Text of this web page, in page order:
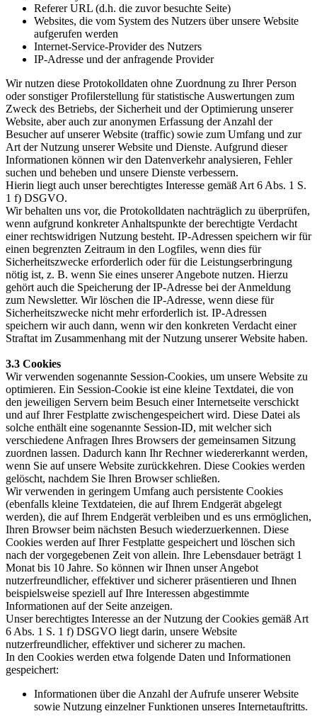
Referer URL (d.h. die zuvor besuchte Seite)
Websites, die vom System des Nutzers über unsere Website
aufgerufen werden
Internet-Service-Provider des Nutzers
IP-Adresse und der anfragende Provider
Wir nutzen diese Protokolldaten ohne Zuordnung zu Ihrer Person
oder sonstiger Profilerstellung für statistische Auswertungen zum
Zweck des Betriebs, der Sicherheit und der Optimierung unserer
Website, aber auch zur anonymen Erfassung der Anzahl der
Besucher auf unserer Website (traffic) sowie zum Umfang und zur
Art der Nutzung unserer Website und Dienste. Aufgrund dieser
Informationen können wir den Datenverkehr analysieren, Fehler
suchen und beheben und unsere Dienste verbessern.
Hierin liegt auch unser berechtigtes Interesse gemäß Art 6 Abs. 1 S.
1 f) DSGVO.
Wir behalten uns vor, die Protokolldaten nachträglich zu überprüfen,
wenn aufgrund konkreter Anhaltspunkte der berechtigte Verdacht
einer rechtswidrigen Nutzung besteht. IP-Adressen speichern wir für
einen begrenzten Zeitraum in den Logfiles, wenn dies für
Sicherheitszwecke erforderlich oder für die Leistungserbringung
nötig ist, z. B. wenn Sie eines unserer Angebote nutzen. Hierzu
gehört auch die Speicherung der IP-Adresse bei der Anmeldung
zum Newsletter. Wir löschen die IP-Adresse, wenn diese für
Sicherheitszwecke nicht mehr erforderlich ist. IP-Adressen
speichern wir auch dann, wenn wir den konkreten Verdacht einer
Straftat im Zusammenhang mit der Nutzung unserer Website haben.
3.3 Cookies
Wir verwenden sogenannte Session-Cookies, um unsere Website zu
optimieren. Ein Session-Cookie ist eine kleine Textdatei, die von
den jeweiligen Servern beim Besuch einer Internetseite verschickt
und auf Ihrer Festplatte zwischengespeichert wird. Diese Datei als
solche enthält eine sogenannte Session-ID, mit welcher sich
verschiedene Anfragen Ihres Browsers der gemeinsamen Sitzung
zuordnen lassen. Dadurch kann Ihr Rechner wiedererkannt werden,
wenn Sie auf unsere Website zurückkehren. Diese Cookies werden
gelöscht, nachdem Sie Ihren Browser schließen.
Wir verwenden in geringem Umfang auch persistente Cookies
(ebenfalls kleine Textdateien, die auf Ihrem Endgerät abgelegt
werden), die auf Ihrem Endgerät verbleiben und es uns ermöglichen,
Ihren Browser beim nächsten Besuch wiederzuerkennen. Diese
Cookies werden auf Ihrer Festplatte gespeichert und löschen sich
nach der vorgegebenen Zeit von allein. Ihre Lebensdauer beträgt 1
Monat bis 10 Jahre. So können wir Ihnen unser Angebot
nutzerfreundlicher, effektiver und sicherer präsentieren und Ihnen
beispielsweise speziell auf Ihre Interessen abgestimmte
Informationen auf der Seite anzeigen.
Unser berechtigtes Interesse an der Nutzung der Cookies gemäß Art
6 Abs. 1 S. 1 f) DSGVO liegt darin, unsere Website
nutzerfreundlicher, effektiver und sicherer zu machen.
In den Cookies werden etwa folgende Daten und Informationen
gespeichert:
Informationen über die Anzahl der Aufrufe unserer Website
sowie Nutzung einzelner Funktionen unseres Internetauftritts.